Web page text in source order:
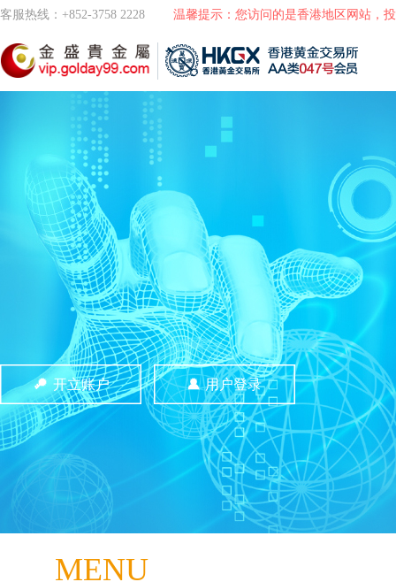
客服热线：+852-3758 2228 温馨提示：您访问的是香港地区网站，
开立账户 用户登录
MENU